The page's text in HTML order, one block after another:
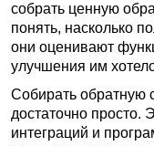
собрать ценную
понять, насколько
они оценивают
улучшения им
Собирать обратную
достаточно просто.
интеграций и